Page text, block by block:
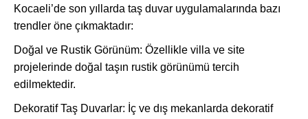
Kocaeli’de son yıllarda taş duvar uygulamalarında bazı
trendler öne çıkmaktadır:
Doğal ve Rustik Görünüm: Özellikle villa ve site
projelerinde doğal taşın rustik görünümü tercih
edilmektedir.
Dekoratif Taş Duvarlar: İç ve dış mekanlarda dekoratif